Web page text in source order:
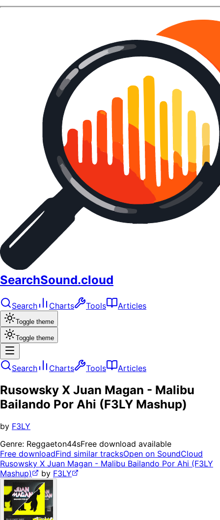
SearchSound.cloud
Search Charts Tools Articles
Toggle theme
Toggle theme
Search Charts Tools Articles
Rusowsky X Juan Magan - Malibu
Bailando Por Ahi (F3LY Mashup)
by F3LY
Genre: Reggaeton44sFree download available
Free downloadFind similar tracksOpen on SoundCloud
Rusowsky X Juan Magan - Malibu Bailando Por Ahi (F3LY
Mashup)
by F3LY